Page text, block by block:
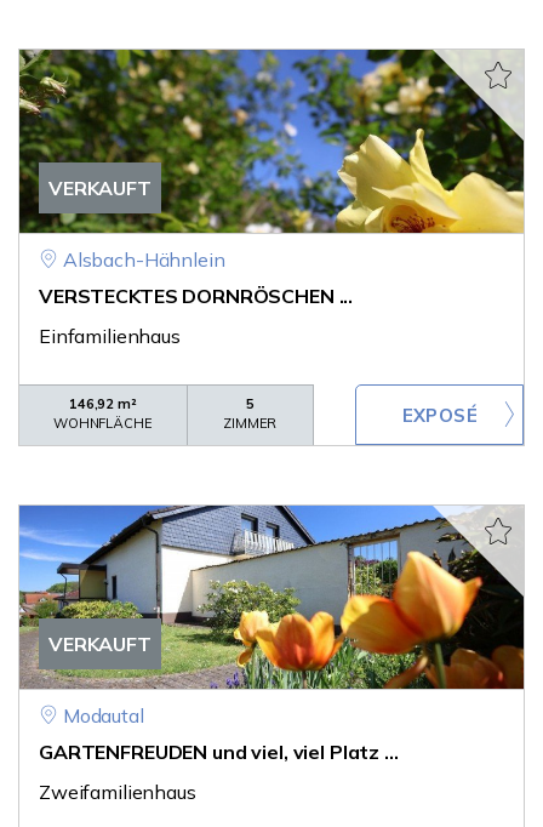
VERKAUFT
Alsbach-Hähnlein
VERSTECKTES DORNRÖSCHEN ...
Einfamilienhaus
146,92 m²
WOHNFLÄCHE
5
ZIMMER
VERKAUFT
Modautal
GARTENFREUDEN und viel, viel Platz ...
Zweifamilienhaus